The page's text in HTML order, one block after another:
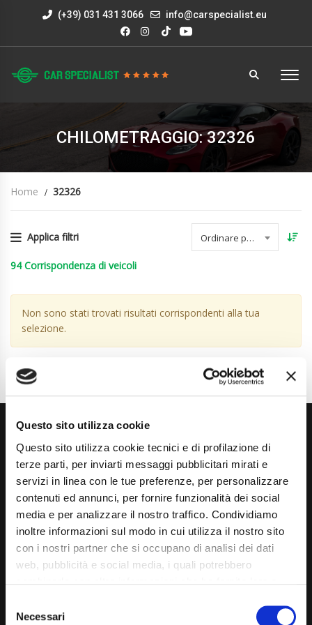
Questo sito utilizza cookie
Questo sito utilizza cookie tecnici e di profilazione di
terze parti, per inviarti messaggi pubblicitari mirati e
servizi in linea con le tue preferenze, per personalizzare
contenuti ed annunci, per fornire funzionalità dei social
media e per analizzare il nostro traffico. Condividiamo
inoltre informazioni sul modo in cui utilizza il nostro sito
con i nostri partner che si occupano di analisi dei dati
web, pubblicità e social media, i quali potrebbero
mera chiusura del banner non comporta l’accettazione
Selection
Necessari
(+39) 031 431 3066 info@carspecialist.eu
CHILOMETRAGGIO: 32326
Home 32326
Applica filtri Ordinare per data
94 Corrispondenza di veicoli
Non sono stati trovati risultati corrispondenti alla tua
selezione.
Via Giuditta Pasta 2, Como (CO) 22100
(+39) 031 431 3066
info@carspecialist.eu
Sabato: 09:00 - 12:30